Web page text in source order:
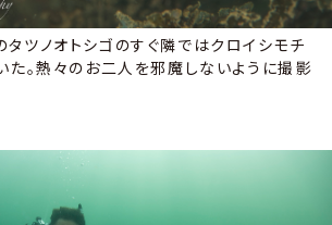
タツノオトシゴのすぐ隣ではクロイシモチ
た。熱々のお二人を邪魔しないように撮影